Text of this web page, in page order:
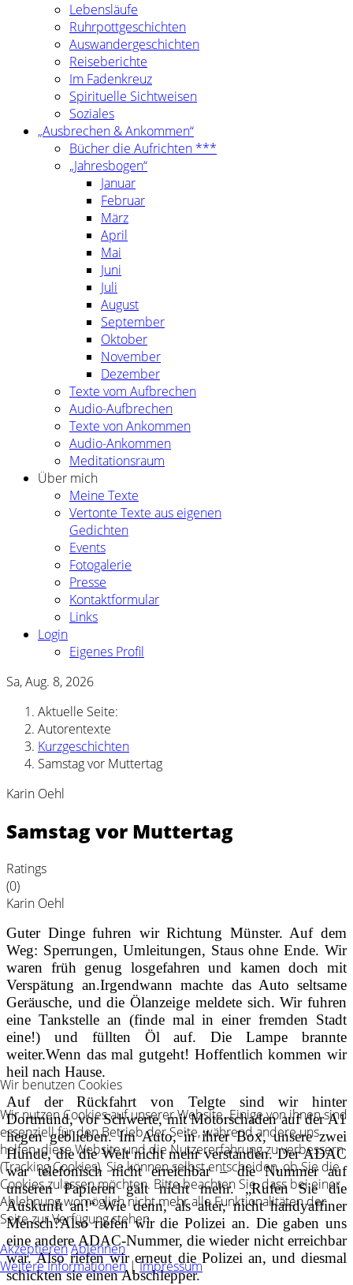
Lebensläufe
Ruhrpottgeschichten
Auswandergeschichten
Reiseberichte
Im Fadenkreuz
Spirituelle Sichtweisen
Soziales
„Ausbrechen & Ankommen“
Bücher die Aufrichten ***
„Jahresbogen“
Januar
Februar
März
April
Mai
Juni
Juli
August
September
Oktober
November
Dezember
Texte vom Aufbrechen
Audio-Aufbrechen
Texte von Ankommen
Audio-Ankommen
Meditationsraum
Über mich
Meine Texte
Vertonte Texte aus eigenen
Gedichten
Events
Fotogalerie
Presse
Kontaktformular
Links
Login
Eigenes Profil
Sa, Aug. 8, 2026
Aktuelle Seite:
Autorentexte
Kurzgeschichten
Samstag vor Muttertag
Karin Oehl
Samstag vor Muttertag
Ratings
(0)
Karin Oehl
Guter Dinge fuhren wir Richtung Münster. Auf dem
Weg: Sperrungen, Umleitungen, Staus ohne Ende. Wir
waren früh genug losgefahren und kamen doch mit
Verspätung an.Irgendwann machte das Auto seltsame
Geräusche, und die Ölanzeige meldete sich. Wir fuhren
eine Tankstelle an (finde mal in einer fremden Stadt
eine!) und füllten Öl auf. Die Lampe brannte
weiter.Wenn das mal gutgeht! Hoffentlich kommen wir
heil nach Hause.
Auf der Rückfahrt von Telgte sind wir hinter
Dortmund, vor Schwerte, mit Motorschaden auf der A1
liegen geblieben. Im Auto, in ihrer Box, unsere zwei
Hunde, die die Welt nicht mehr verstanden. Der ADAC
war telefonisch nicht erreichbar – die Nummer auf
unseren Papieren galt nicht mehr. „Rufen Sie die
Auskunft an!“ Wie denn, als alter, nicht handyaffiner
Mensch?Also riefen wir die Polizei an. Die gaben uns
eine andere ADAC‑Nummer, die wieder nicht erreichbar
war. Also riefen wir erneut die Polizei an, und diesmal
schickten sie einen Abschlepper.
Wir benutzen Cookies
Wir nutzen Cookies auf unserer Website. Einige von ihnen sind
essenziell für den Betrieb der Seite, während andere uns
helfen, diese Website und die Nutzererfahrung zu verbessern
(Tracking Cookies). Sie können selbst entscheiden, ob Sie die
Cookies zulassen möchten. Bitte beachten Sie, dass bei einer
Ablehnung womöglich nicht mehr alle Funktionalitäten der
Seite zur Verfügung stehen.
AkzeptierenAblehnen
Weitere Informationen|Impressum